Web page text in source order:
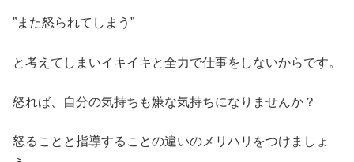
”また怒られてしまう”
と考えてしまいイキイキと全力で仕事をしないからです。
怒れば、自分の気持ちも嫌な気持ちになりませんか？
怒ることと指導することの違いのメリハリをつけましょ